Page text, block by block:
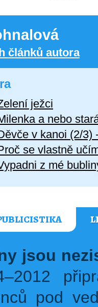
článků autora
ježci
a nebo
v kanoi (2/
se vlastně
z mé
jsou
pod